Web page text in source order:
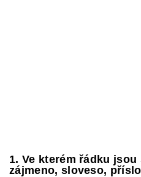
1. Ve kterém řádku
zájmeno, sloveso,